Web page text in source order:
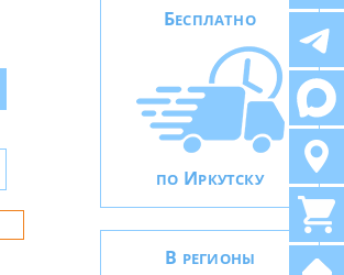
БЕСПЛАТНО
ПО ИРКУТСКУ
В РЕГИОНЫ